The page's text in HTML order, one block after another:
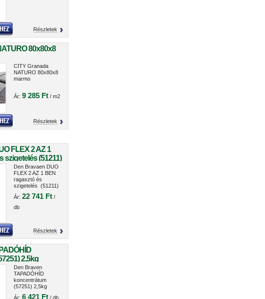
Részletek
80x80x8
CITY Granada
NATURO 80x80x8
marmo
Ár: 9 285 Ft/ m2
Részletek
FLEX 2 AZ 1
szigetelés (51211)
Den Bravaen DUO
FLEX 2 AZ 1 BEN
ragasztó és
szigetelés (51211)
Ár: 22 741 Ft/
db
Részletek
2,5kg
Den Braven
TAPADÓHÍD
koncentrátum
(57251) 2,5kg
Ár: 6 421 Ft/ db